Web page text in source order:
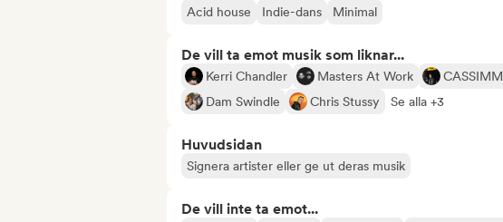
Acid house Indie-dans Minimal
De vill ta emot musik som liknar...
Kerri Chandler Masters At Work CASSIMM
Dam Swindle
Chris Stussy Se alla +3
Huvudsidan
Signera artister eller ge ut deras musik
De vill inte ta emot...